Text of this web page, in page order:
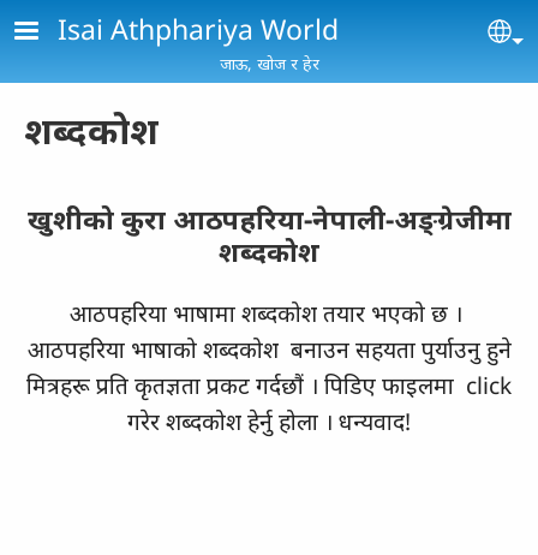
Skip to main content
Isai Athphariya World
जाऊ, खोज र हेर
शब्‍दकोश
खुशीको कुरा आठपहरिया-नेपाली-अङ्‌ग्रेजीमा
शब्‍दकोश
आठपहरिया भाषामा शब्‍दकोश तयार भएको छ ।
आठपहरिया भाषाको शब्‍दकोश बनाउन सहयता पुर्याउनु हुने
मित्रहरू प्रति कृतज्ञता प्रकट गर्दछौं । पिडिए फाइलमा click
गरेर शब्‍दकोश हेर्नु होला । धन्‍यवाद!